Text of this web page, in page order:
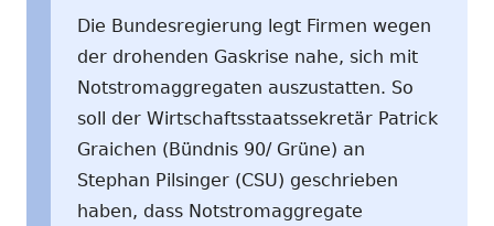
Die Bundesregierung legt Firmen wegen
der drohenden Gaskrise nahe, sich mit
Notstromaggregaten auszustatten. So
soll der Wirtschaftsstaatssekretär Patrick
Graichen (Bündnis 90/ Grüne) an
Stephan Pilsinger (CSU) geschrieben
haben, dass Notstromaggregate